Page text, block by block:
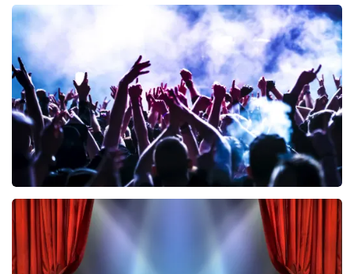
Teddy Swims
BESTEL NU
Megadeth
322 laatste 30 minuten
BESTEL NU